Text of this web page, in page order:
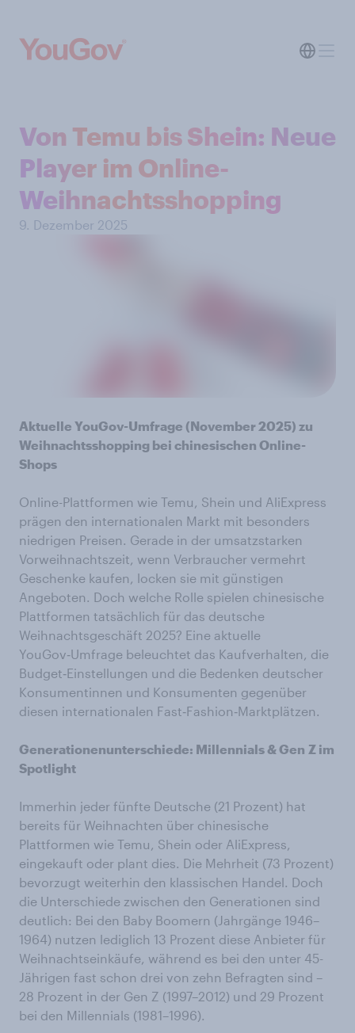
Von Temu bis Shein: Neue
Player im Online-
Weihnachtsshopping
9. Dezember 2025
Aktuelle YouGov-Umfrage (November 2025) zu
Weihnachtsshopping bei chinesischen Online-
Shops
Online-Plattformen wie Temu, Shein und AliExpress
prägen den internationalen Markt mit besonders
niedrigen Preisen. Gerade in der umsatzstarken
Vorweihnachtszeit, wenn Verbraucher vermehrt
Geschenke kaufen, locken sie mit günstigen
Angeboten. Doch welche Rolle spielen chinesische
Plattformen tatsächlich für das deutsche
Weihnachtsgeschäft 2025? Eine aktuelle
YouGov‑Umfrage beleuchtet das Kaufverhalten, die
Budget‑Einstellungen und die Bedenken deutscher
Konsumentinnen und Konsumenten gegenüber
diesen internationalen Fast‑Fashion‑Marktplätzen.
Generationenunterschiede: Millennials & Gen Z im
Spotlight
Immerhin jeder fünfte Deutsche (21 Prozent) hat
bereits für Weihnachten über chinesische
Plattformen wie Temu, Shein oder AliExpress,
eingekauft oder plant dies. Die Mehrheit (73 Prozent)
bevorzugt weiterhin den klassischen Handel. Doch
die Unterschiede zwischen den Generationen sind
deutlich: Bei den Baby Boomern (Jahrgänge 1946–
1964) nutzen lediglich 13 Prozent diese Anbieter für
Weihnachtseinkäufe, während es bei den unter 45-
Jährigen fast schon drei von zehn Befragten sind –
28 Prozent in der Gen Z (1997–2012) und 29 Prozent
bei den Millennials (1981–1996).